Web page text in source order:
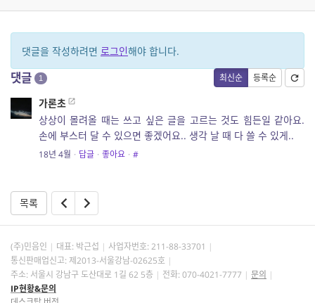
댓글을 작성하려면 로그인해야 합니다.
최신순 등록순
댓글 1
가론초
상상이 몰려올 때는 쓰고 싶은 글을 고르는 것도 힘든일 같아요.
손에 부스터 달 수 있으면 좋겠어요.. 생각 날 때 다 쓸 수 있게..
18년 4월 · 답글 · 좋아요 · #
목록
(주)민음인 대표: 박근섭 사업자번호: 211-88-33701
통신판매업신고: 제2013-서울강남-02625호
주소: 서울시 강남구 도산대로 1길 62 5층
전화: 070-4021-7777
문의
IP현황&문의